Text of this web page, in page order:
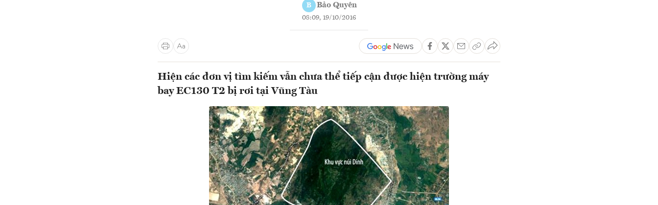
B Bảo Quyên
08:09, 19/10/2016
Hiện các đơn vị tìm kiếm vẫn chưa thể tiếp cận được hiện trường máy
bay EC130 T2 bị rơi tại Vũng Tàu